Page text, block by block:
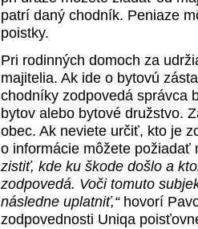
patrí daný chodník. Peniaze
poistky.
Pri rodinných domoch za
majitelia. Ak ide o bytovú
chodníky zodpovedá správca
bytov alebo bytové družstvo.
obec. Ak neviete určiť, kto je
o informácie môžete požiadať
zistiť, kde ku škode došlo a
zodpovedá. Voči tomuto
následne uplatniť,“hovorí
zodpovednosti Uniqa